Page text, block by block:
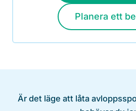
Planera ett
Är det läge att låta